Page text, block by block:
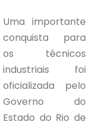
Uma importante
conquista para
os técnicos
industriais foi
oficializada pelo
Governo do
Estado do Rio de